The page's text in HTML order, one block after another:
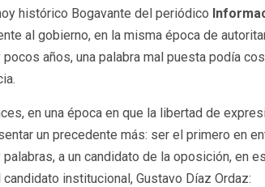
histórico Bogavante del periódico
al gobierno, en la misma época de
pocos años, una palabra mal puesta podía
en una época en que la libertad de
un precedente más: ser el primero en
palabras, a un candidato de la oposición, en
candidato institucional, Gustavo Díaz Ordaz: